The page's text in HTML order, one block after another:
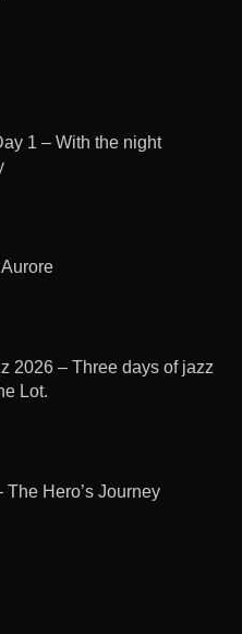
1 – With the night
2026 – Three days of jazz
Lot.
The Hero’s Journey